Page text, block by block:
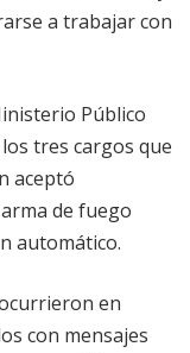
a trabajar con
Público
tres cargos que
aceptó
de fuego
automático.
en
con mensajes